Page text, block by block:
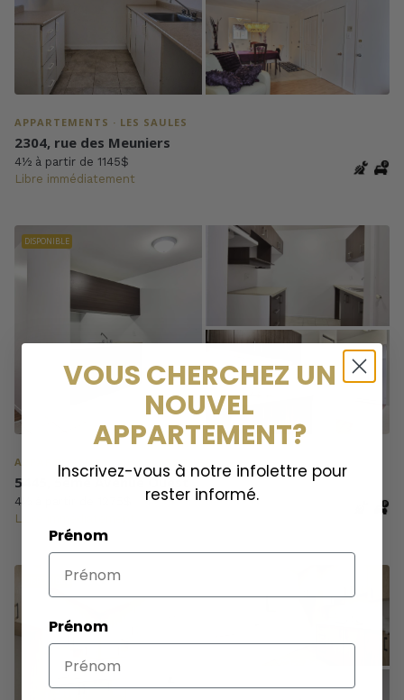
APPARTEMENTS · LES SAULES
2304, rue des Meuniers
4½ à partir de 1145$
Libre immédiatement
DISPONIBLE
APPARTEMENTS · CHARLESBOURG
5445, 5ème Avenue Ouest
4½ à partir de 1275$
Libre immédiatement
DISPONIBLE
VOUS CHERCHEZ UN
NOUVEL
APPARTEMENT?
Inscrivez-vous à notre infolettre pour
rester informé.
Prénom
Prénom